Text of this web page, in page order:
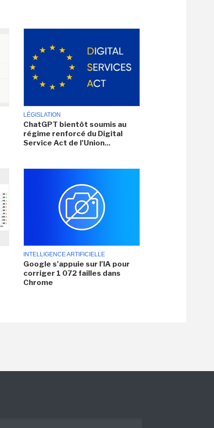
LÉGISLATION
ChatGPT bientôt soumis au
régime renforcé du Digital
Service Act de l'Union...
INTELLIGENCE ARTIFICIELLE
Google s'appuie sur l'IA pour
corriger 1 072 failles dans
Chrome